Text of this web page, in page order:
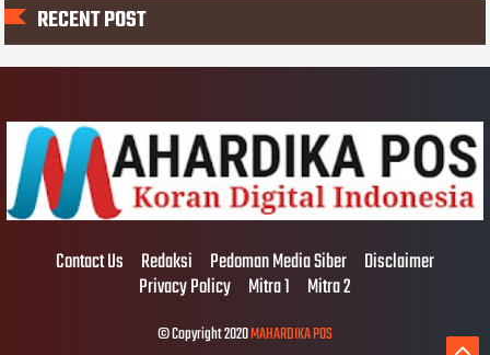
RECENT POST
Contact Us Redaksi Pedoman Media Siber Disclaimer
Privacy Policy Mitra 1 Mitra 2
© Copyright 2020MAHARDIKA POS